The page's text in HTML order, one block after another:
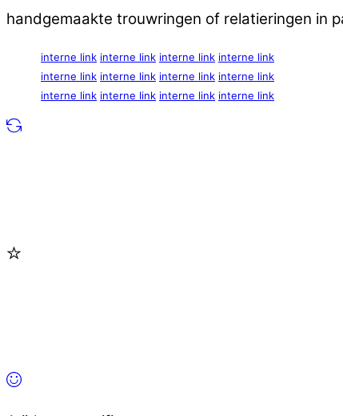
handgemaakte trouwringen of relatieringen in
interne link interne link interne link interne link
interne link interne link interne link interne link
interne link interne link interne link interne link